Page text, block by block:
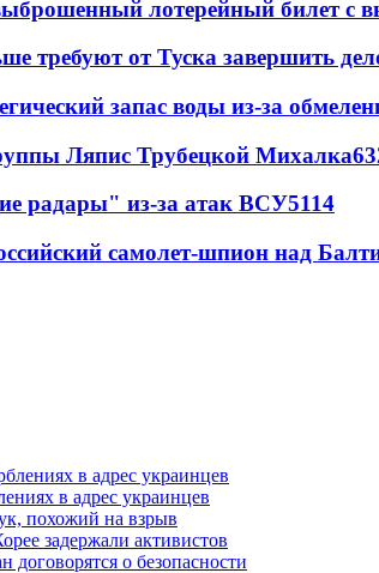
лотерейный билет с
требуют от Туска завершить
запас воды из-за
Ляпис Трубецкой Михалка
радары" из-за атак ВСУ5114
самолет-шпион над
в адрес украинцев
похожий на взрыв
задержали активистов
о безопасности